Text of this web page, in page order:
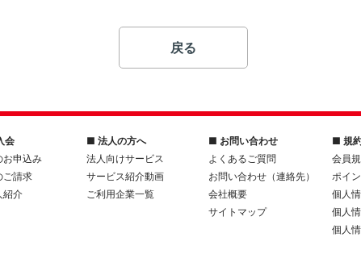
戻る
会
お申込み
ご請求
紹介
■ 法人の方へ
法人向けサービス
サービス紹介動画
ご利用企業一覧
■ お問い合わせ
よくあるご質問
お問い合わせ（連絡先）
会社概要
サイトマップ
■ 規
会員
ポイ
個人
個人
個人